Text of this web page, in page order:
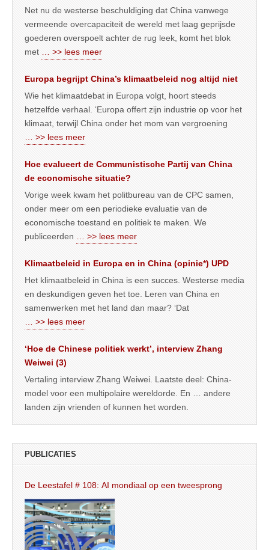
Net nu de westerse beschuldiging dat China vanwege
vermeende overcapaciteit de wereld met laag geprijsde
goederen overspoelt achter de rug leek, komt het blok
met … >> lees meer
Europa begrijpt China’s klimaatbeleid nog altijd niet
Wie het klimaatdebat in Europa volgt, hoort steeds
hetzelfde verhaal. ‘Europa offert zijn industrie op voor het
klimaat, terwijl China onder het mom van vergroening
… >> lees meer
Hoe evalueert de Communistische Partij van China
de economische situatie?
Vorige week kwam het politbureau van de CPC samen,
onder meer om een periodieke evaluatie van de
economische toestand en politiek te maken. We
publiceerden … >> lees meer
Klimaatbeleid in Europa en in China (opinie*) UPD
Het klimaatbeleid in China is een succes. Westerse media
en deskundigen geven het toe. Leren van China en
samenwerken met het land dan maar? ‘Dat
… >> lees meer
‘Hoe de Chinese politiek werkt’, interview Zhang
Weiwei (3)
Vertaling interview Zhang Weiwei. Laatste deel: China-
model voor een multipolaire wereldorde. En … andere
landen zijn vrienden of kunnen het worden.
PUBLICATIES
De Leestafel # 108: AI mondiaal op een tweesprong